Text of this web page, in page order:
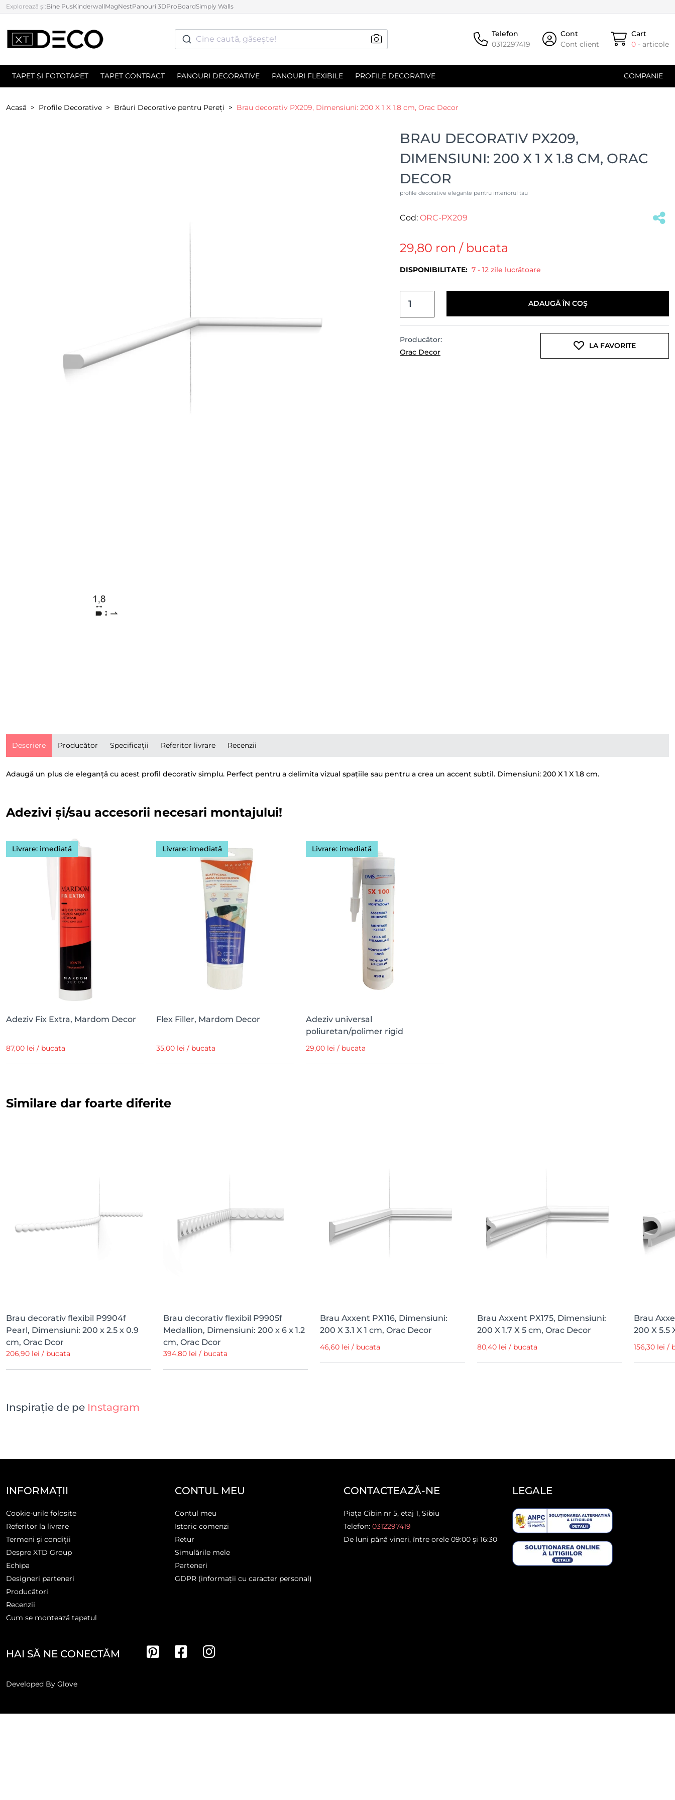
Explorează și:Bine PusKinderwallMagNestPanouri 3DProBoardSimply Walls
Cine caută, găsește!
Telefon
0312297419
Cont
Cont client
Cart
0 - articole
TAPET ȘI FOTOTAPET TAPET CONTRACT PANOURI DECORATIVE PANOURI FLEXIBILE PROFILE DECORATIVE COMPANIE
Acasă Profile Decorative Brâuri Decorative pentru Pereți Brau decorativ PX209, Dimensiuni: 200 X 1 X 1.8 cm, Orac Decor
BRAU DECORATIV PX209,
DIMENSIUNI: 200 X 1 X 1.8 CM, ORAC
DECOR
profile decorative elegante pentru interiorul tau
Cod: ORC-PX209
29,80 ron / bucata
DISPONIBILITATE: 7 - 12 zile lucrătoare
ADAUGĂ ÎN COȘ
Producător:
Orac Decor
LA FAVORITE
Descriere Producător Specificații Referitor livrare Recenzii
Adaugă un plus de eleganță cu acest profil decorativ simplu. Perfect pentru a delimita vizual spațiile sau pentru a crea un accent subtil. Dimensiuni: 200 X 1 X 1.8 cm.
Adezivi și/sau accesorii necesari montajului!
Livrare: imediată
Adeziv Fix Extra, Mardom Decor
87,00 lei / bucata
Livrare: imediată
Flex Filler, Mardom Decor
35,00 lei / bucata
Livrare: imediată
Adeziv universal
poliuretan/polimer rigid
29,00 lei / bucata
Similare dar foarte diferite
Brau decorativ flexibil P9904f
Pearl, Dimensiuni: 200 x 2.5 x 0.9
cm, Orac Dcor
206,90 lei / bucata
Brau decorativ flexibil P9905f
Medallion, Dimensiuni: 200 x 6 x 1.2
cm, Orac Dcor
394,80 lei / bucata
Brau Axxent PX116, Dimensiuni:
200 X 3.1 X 1 cm, Orac Decor
46,60 lei / bucata
Brau Axxent PX175, Dimensiuni:
200 X 1.7 X 5 cm, Orac Decor
80,40 lei / bucata
Brau
200 X 5.5
156,30 lei /
Inspirație de pe Instagram
INFORMAȚII
Cookie-urile folosite
Referitor la livrare
Termeni și condiții
Despre XTD Group
Echipa
Designeri parteneri
Producători
Recenzii
Cum se montează tapetul
CONTUL MEU
Contul meu
Istoric comenzi
Retur
Simulările mele
Parteneri
GDPR (informații cu caracter personal)
CONTACTEAZĂ-NE
Piața Cibin nr 5, etaj 1, Sibiu
Telefon: 0312297419
De luni până vineri, între orele 09:00 și 16:30
LEGALE
HAI SĂ NE CONECTĂM
Developed By Glove